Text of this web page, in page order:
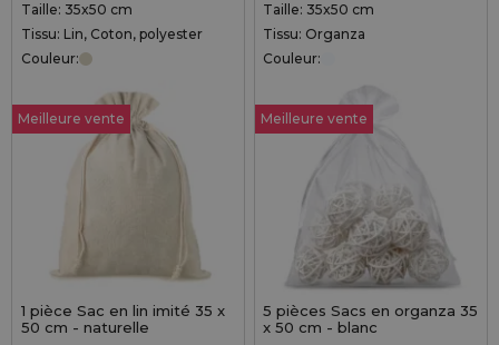
Taille: 35x50 cm
Tissu: Lin, Coton, polyester
Couleur:
Meilleure vente
1 pièce Sac en lin imité 35 x
50 cm - naturelle
Taille: 35x50 cm
Tissu: Organza
Couleur:
Meilleure vente
5 pièces Sacs en organza 35
x 50 cm - blanc